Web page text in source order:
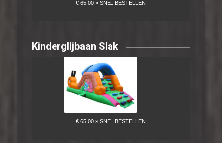
Kinderglijbaan Slak